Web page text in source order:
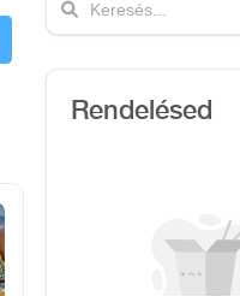
Rendelésed